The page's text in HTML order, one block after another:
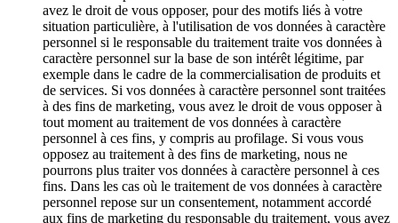
avez le droit de vous opposer, pour des motifs liés à votre
situation particulière, à l'utilisation de vos données à caractère
personnel si le responsable du traitement traite vos données à
caractère personnel sur la base de son intérêt légitime, par
exemple dans le cadre de la commercialisation de produits et
de services. Si vos données à caractère personnel sont traitées
à des fins de marketing, vous avez le droit de vous opposer à
tout moment au traitement de vos données à caractère
personnel à ces fins, y compris au profilage. Si vous vous
opposez au traitement à des fins de marketing, nous ne
pourrons plus traiter vos données à caractère personnel à ces
fins. Dans les cas où le traitement de vos données à caractère
personnel repose sur un consentement, notamment accordé
aux fins de marketing du responsable du traitement, vous avez